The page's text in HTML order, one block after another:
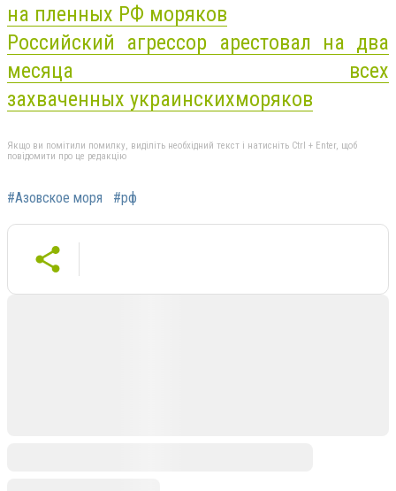
на пленных РФ моряков
Российский агрессор арестовал на два
месяца всех
захваченных украинскихморяков
Якщо ви помітили помилку, виділіть необхідний текст і натисніть Ctrl + Enter, щоб
повідомити про це редакцію
#Азовское моря #рф